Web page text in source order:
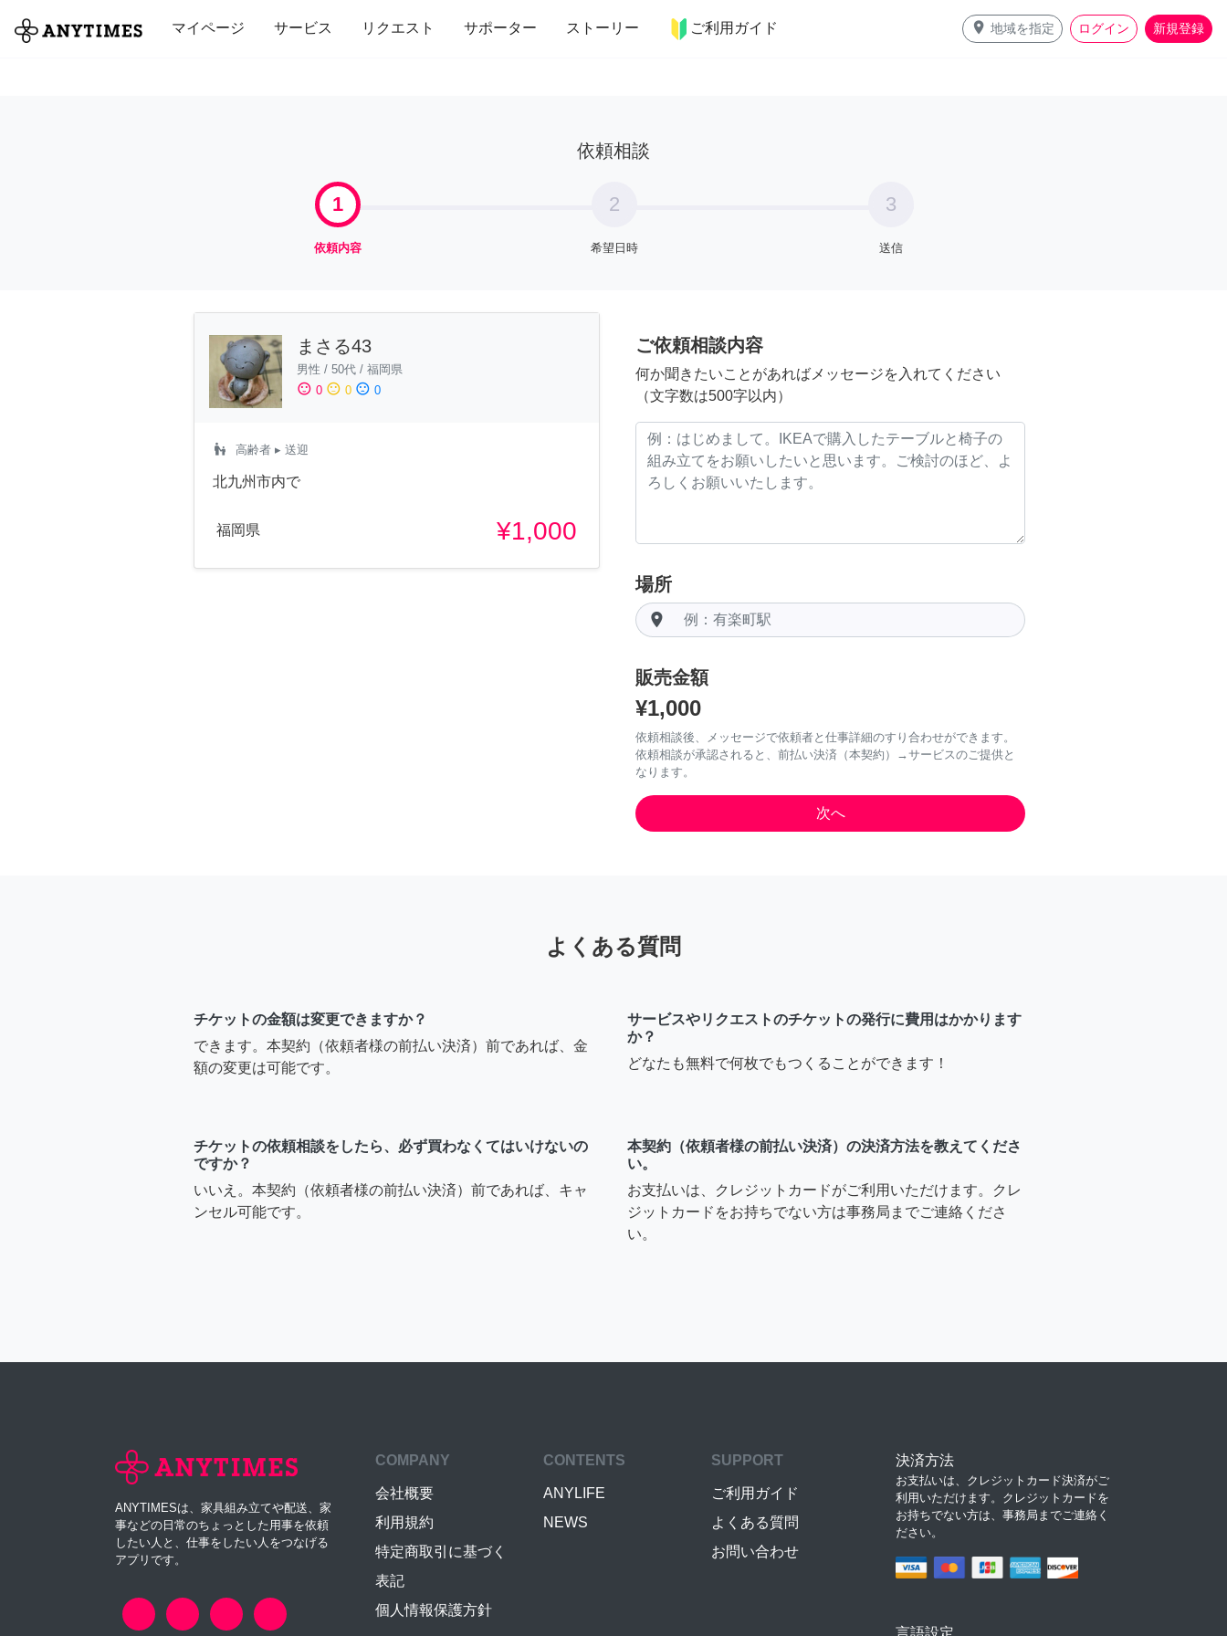
マイページ サービス リクエスト サポーター ストーリー ご利用ガイド place 地域を指定 ログイン 新規登録
全て 修理・組立 家事 引っ越し インテリア 趣味・習い事 ペット 料理
依頼相談
1
依頼内容
2
希望日時
3
送信
まさる43
男性 / 50代 / 福岡県
sentiment_satisfied 0 sentiment_neutral 0 sentiment_dissatisfied 0
escalator_warning 高齢者 ▸ 送迎
北九州市内で
福岡県 ¥1,000
ご依頼相談内容
何か聞きたいことがあればメッセージを入れてください
（文字数は500字以内）
場所
room
販売金額
¥1,000
依頼相談後、メッセージで依頼者と仕事詳細のすり合わせができます。
依頼相談が承認されると、前払い決済（本契約）→サービスのご提供と
なります。
よくある質問
チケットの金額は変更できますか？
できます。本契約（依頼者様の前払い決済）前であれば、金
額の変更は可能です。
サービスやリクエストのチケットの発行に費用はかかります
か？
どなたも無料で何枚でもつくることができます！
チケットの依頼相談をしたら、必ず買わなくてはいけないの
ですか？
いいえ。本契約（依頼者様の前払い決済）前であれば、キャ
ンセル可能です。
本契約（依頼者様の前払い決済）の決済方法を教えてくださ
い。
お支払いは、クレジットカードがご利用いただけます。クレ
ジットカードをお持ちでない方は事務局までご連絡くださ
い。
ANYTIMESは、家具組み立てや配送、家
事などの日常のちょっとした用事を依頼
したい人と、仕事をしたい人をつなげる
アプリです。
COMPANY
会社概要
利用規約
特定商取引に基づく
表記
個人情報保護方針
CONTENTS
ANYLIFE
NEWS
SUPPORT
ご利用ガイド
よくある質問
お問い合わせ
決済方法
お支払いは、クレジットカード決済がご
利用いただけます。クレジットカードを
お持ちでない方は、事務局までご連絡く
ださい。
言語設定